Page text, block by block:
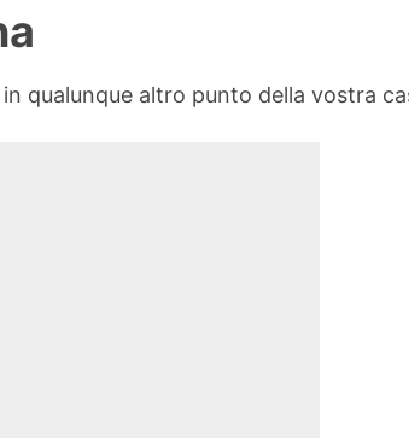
qualunque altro punto della vostra